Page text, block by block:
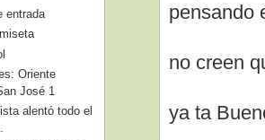
pensando
no creen
ya ta
entrada
Oriente
José 1
alentó todo el